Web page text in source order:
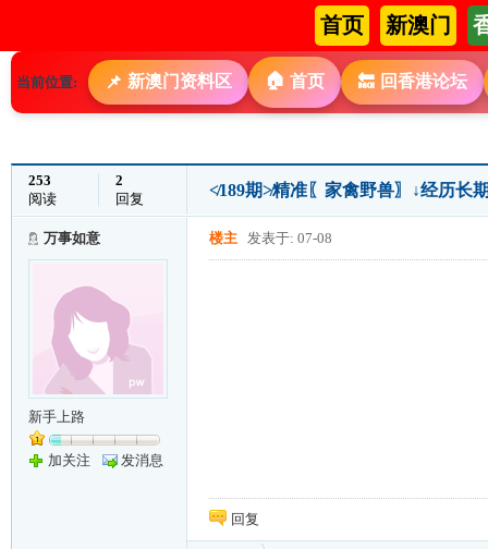
首页 新澳门
当前位置: 📌 新澳门资料区 🏠 首页 🔙 回香港论坛
253
阅读
2
回复
≮189期≯精准〖家禽野兽〗↓经历长
万事如意
新手上路
加关注 发消息
楼主 发表于: 07-08
回复